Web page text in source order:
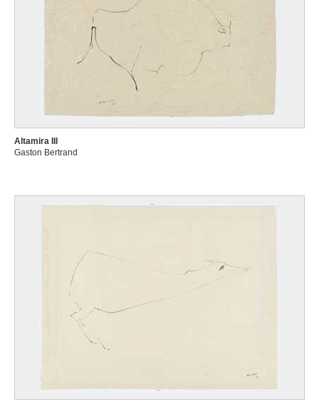
Altamira III
Gaston Bertrand